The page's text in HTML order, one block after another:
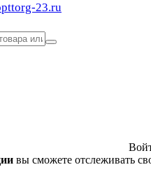
23.ru
вы сможете отслеживать